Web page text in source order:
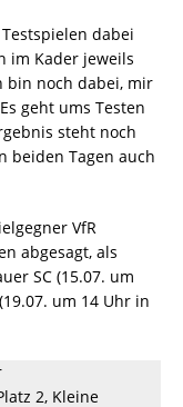
dabei
im Kader jeweils
bin noch dabei, mir
geht ums Testen
steht noch
beiden Tagen auch
VfR
abgesagt, als
SC (15.07. um
um 14 Uhr in
2, Kleine